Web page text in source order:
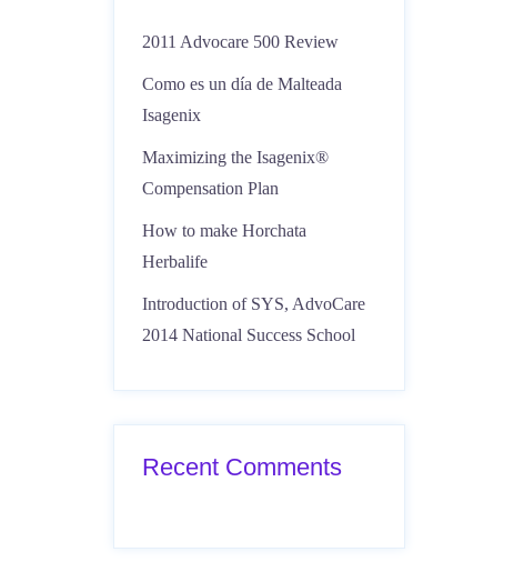
2011 Advocare 500 Review
Como es un día de Malteada
Isagenix
Maximizing the Isagenix®
Compensation Plan
How to make Horchata
Herbalife
Introduction of SYS, AdvoCare
2014 National Success School
Recent Comments